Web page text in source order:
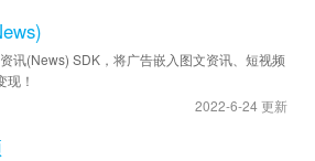
讯(News) SDK，将广告嵌入图文资讯、短视频
！
2022-6-24 更新